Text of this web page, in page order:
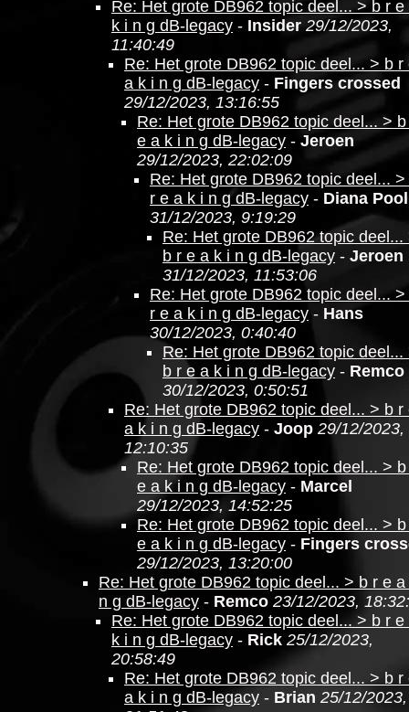
Re: Het grote DB962 topic deel... > b r e
k i n g dB-legacy - Insider 29/12/2023,
11:40:49
Re: Het grote DB962 topic deel... > b r
a k i n g dB-legacy - Fingers crossed
29/12/2023, 13:16:55
Re: Het grote DB962 topic deel... >
e a k i n g dB-legacy - Jeroen
29/12/2023, 22:02:09
Re: Het grote DB962 topic deel... >
r e a k i n g dB-legacy - Diana Pool
31/12/2023, 9:19:29
Re: Het grote DB962 topic deel...
b r e a k i n g dB-legacy - Jeroen
31/12/2023, 11:53:06
Re: Het grote DB962 topic deel... >
r e a k i n g dB-legacy - Hans
30/12/2023, 0:40:40
Re: Het grote DB962 topic deel...
b r e a k i n g dB-legacy - Remco
30/12/2023, 0:50:51
Re: Het grote DB962 topic deel... > b r
a k i n g dB-legacy - Joop 29/12/2023,
12:10:35
Re: Het grote DB962 topic deel... >
e a k i n g dB-legacy - Marcel
29/12/2023, 14:52:25
Re: Het grote DB962 topic deel... >
e a k i n g dB-legacy - Fingers
29/12/2023, 13:20:00
Re: Het grote DB962 topic deel... > b r e a
n g dB-legacy - Remco 23/12/2023,
Re: Het grote DB962 topic deel... > b r e
k i n g dB-legacy - Rick 25/12/2023,
20:58:49
Re: Het grote DB962 topic deel... > b r
a k i n g dB-legacy - Brian 25/12/2023,